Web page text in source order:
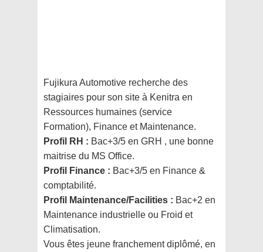
Fujikura Automotive recherche des
stagiaires pour son site à Kenitra en
Ressources humaines (service
Formation), Finance et Maintenance.
Profil RH : Bac+3/5 en GRH , une bonne
maitrise du MS Office.
Profil Finance : Bac+3/5 en Finance &
comptabilité.
Profil Maintenance/Facilities : Bac+2 en
Maintenance industrielle ou Froid et
Climatisation.
Vous êtes jeune franchement diplômé, en